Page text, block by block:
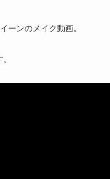
ーンのメイク動画。